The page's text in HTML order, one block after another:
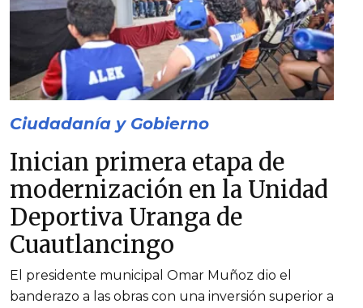
Ciudadanía y Gobierno
Inician primera etapa de
modernización en la Unidad
Deportiva Uranga de
Cuautlancingo
El presidente municipal Omar Muñoz dio el
banderazo a las obras con una inversión superior a